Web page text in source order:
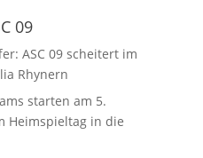
09
ASC 09 scheitert im
Rhynern
starten am 5.
Heimspieltag in die